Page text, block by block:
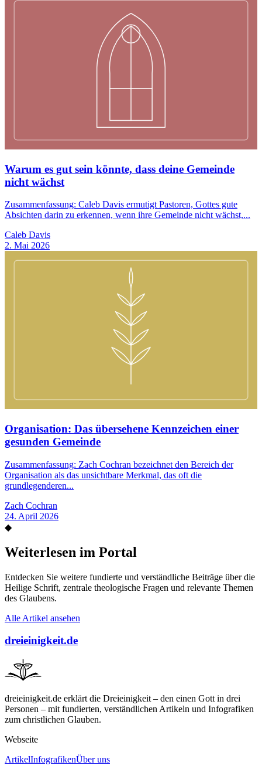
Warum es gut sein könnte, dass deine Gemeinde
nicht wächst
Zusammenfassung: Caleb Davis ermutigt Pastoren, Gottes gute
Absichten darin zu erkennen, wenn ihre Gemeinde nicht wächst,...
Caleb Davis
2. Mai 2026
Organisation: Das übersehene Kennzeichen einer
gesunden Gemeinde
Zusammenfassung: Zach Cochran bezeichnet den Bereich der
Organisation als das unsichtbare Merkmal, das oft die
grundlegenderen...
Zach Cochran
24. April 2026
◆
Weiterlesen im Portal
Entdecken Sie weitere fundierte und verständliche Beiträge über die
Heilige Schrift, zentrale theologische Fragen und relevante Themen
des Glaubens.
Alle Artikel ansehen
dreieinigkeit.de
dreieinigkeit.de erklärt die Dreieinigkeit – den einen Gott in drei
Personen – mit fundierten, verständlichen Artikeln und Infografiken
zum christlichen Glauben.
Webseite
ArtikelInfografikenÜber uns